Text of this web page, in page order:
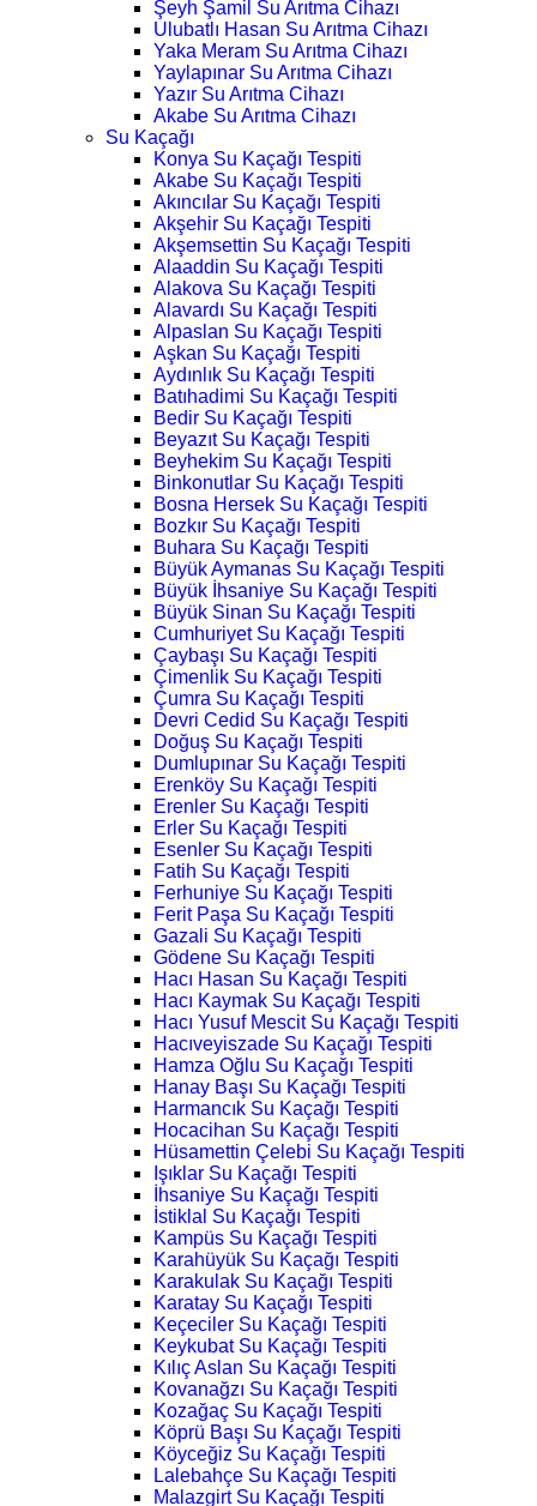
Şeyh Şamil Su Arıtma Cihazı
Ulubatlı Hasan Su Arıtma Cihazı
Yaka Meram Su Arıtma Cihazı
Yaylapınar Su Arıtma Cihazı
Yazır Su Arıtma Cihazı
Akabe Su Arıtma Cihazı
Su Kaçağı
Konya Su Kaçağı Tespiti
Akabe Su Kaçağı Tespiti
Akıncılar Su Kaçağı Tespiti
Akşehir Su Kaçağı Tespiti
Akşemsettin Su Kaçağı Tespiti
Alaaddin Su Kaçağı Tespiti
Alakova Su Kaçağı Tespiti
Alavardı Su Kaçağı Tespiti
Alpaslan Su Kaçağı Tespiti
Aşkan Su Kaçağı Tespiti
Aydınlık Su Kaçağı Tespiti
Batıhadimi Su Kaçağı Tespiti
Bedir Su Kaçağı Tespiti
Beyazıt Su Kaçağı Tespiti
Beyhekim Su Kaçağı Tespiti
Binkonutlar Su Kaçağı Tespiti
Bosna Hersek Su Kaçağı Tespiti
Bozkır Su Kaçağı Tespiti
Buhara Su Kaçağı Tespiti
Büyük Aymanas Su Kaçağı Tespiti
Büyük İhsaniye Su Kaçağı Tespiti
Büyük Sinan Su Kaçağı Tespiti
Cumhuriyet Su Kaçağı Tespiti
Çaybaşı Su Kaçağı Tespiti
Çimenlik Su Kaçağı Tespiti
Çumra Su Kaçağı Tespiti
Devri Cedid Su Kaçağı Tespiti
Doğuş Su Kaçağı Tespiti
Dumlupınar Su Kaçağı Tespiti
Erenköy Su Kaçağı Tespiti
Erenler Su Kaçağı Tespiti
Erler Su Kaçağı Tespiti
Esenler Su Kaçağı Tespiti
Fatih Su Kaçağı Tespiti
Ferhuniye Su Kaçağı Tespiti
Ferit Paşa Su Kaçağı Tespiti
Gazali Su Kaçağı Tespiti
Gödene Su Kaçağı Tespiti
Hacı Hasan Su Kaçağı Tespiti
Hacı Kaymak Su Kaçağı Tespiti
Hacı Yusuf Mescit Su Kaçağı Tespiti
Hacıveyiszade Su Kaçağı Tespiti
Hamza Oğlu Su Kaçağı Tespiti
Hanay Başı Su Kaçağı Tespiti
Harmancık Su Kaçağı Tespiti
Hocacihan Su Kaçağı Tespiti
Hüsamettin Çelebi Su Kaçağı Tespiti
Işıklar Su Kaçağı Tespiti
İhsaniye Su Kaçağı Tespiti
İstiklal Su Kaçağı Tespiti
Kampüs Su Kaçağı Tespiti
Karahüyük Su Kaçağı Tespiti
Karakulak Su Kaçağı Tespiti
Karatay Su Kaçağı Tespiti
Keçeciler Su Kaçağı Tespiti
Keykubat Su Kaçağı Tespiti
Kılıç Aslan Su Kaçağı Tespiti
Kovanağzı Su Kaçağı Tespiti
Kozağaç Su Kaçağı Tespiti
Köprü Başı Su Kaçağı Tespiti
Köyceğiz Su Kaçağı Tespiti
Lalebahçe Su Kaçağı Tespiti
Malazgirt Su Kaçağı Tespiti